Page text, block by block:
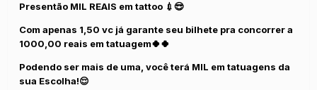
Presentão MIL REAIS em tattoo 💉😎
Com apenas 1,50 vc já garante seu bilhete pra concorrer a
1000,00 reais em tatuagem🍀🍀
Podendo ser mais de uma, você terá MIL em tatuagens da
sua Escolha!😌